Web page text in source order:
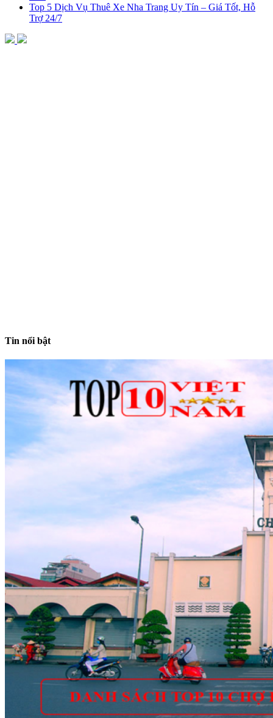
Top 5 Dịch Vụ Thuê Xe Nha Trang Uy Tín – Giá Tốt, Hỗ
Trợ 24/7
Tin nổi bật